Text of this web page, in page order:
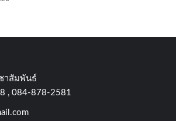
าสัมพันธ์
, 084-878-2581